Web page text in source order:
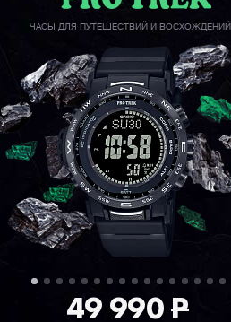
ЧАСЫ ДЛЯ ПУТЕШЕСТВИЙ И ВОСХОЖДЕНИЙ
49 990P